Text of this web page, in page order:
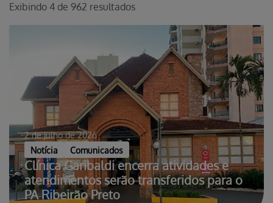
Exibindo 4 de 962 resultados
2 de julho de 2026
Notícia
Comunicados
Clínica Garibaldi encerra atividades e
atendimentos serão transferidos para o
PA Ribeirão Preto